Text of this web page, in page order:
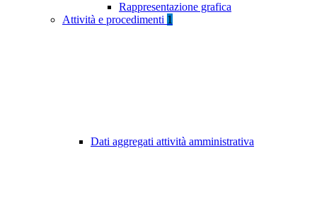
Rappresentazione grafica
Attività e procedimenti 1
Dati aggregati attività amministrativa